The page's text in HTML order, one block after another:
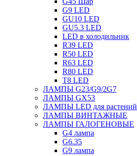
G9 LED
GU10 LED
GU5.3 LED
LED в холодильник
R39 LED
R50 LED
R63 LED
R80 LED
T8 LED
ЛАМПЫ G23/G9/2G7
ЛАМПЫ GX53
ЛАМПЫ LED для растений
ЛАМПЫ ВИНТАЖНЫЕ
ЛАМПЫ ГАЛОГЕНОВЫЕ
G4 лампа
G6.35
G9 лампа